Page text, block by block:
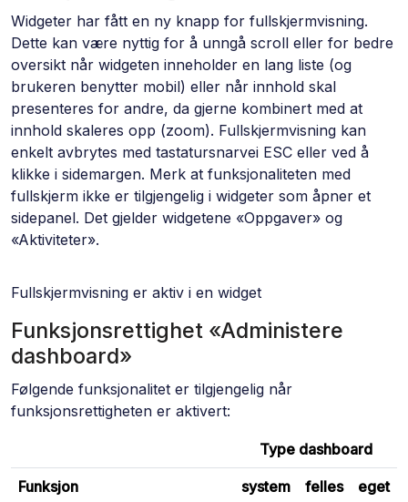
Widgeter har fått en ny knapp for fullskjermvisning.
Dette kan være nyttig for å unngå scroll eller for bedre
oversikt når widgeten inneholder en lang liste (og
brukeren benytter mobil) eller når innhold skal
presenteres for andre, da gjerne kombinert med at
innhold skaleres opp (zoom). Fullskjermvisning kan
enkelt avbrytes med tastatursnarvei ESC eller ved å
klikke i sidemargen. Merk at funksjonaliteten med
fullskjerm ikke er tilgjengelig i widgeter som åpner et
sidepanel. Det gjelder widgetene «Oppgaver» og
«Aktiviteter».
Fullskjermvisning er aktiv i en widget
Funksjonsrettighet «Administere
dashboard»
Følgende funksjonalitet er tilgjengelig når
funksjonsrettigheten er aktivert:
Type dashboard
Funksjon system felles eget